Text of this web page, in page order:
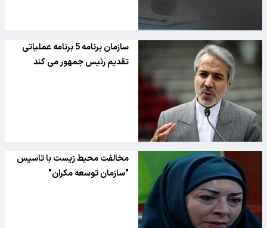
سازمان برنامه 5 برنامه عملیاتی
تقدیم رئیس جمهور می کند
مخالفت محیط زیست با تاسیس
"سازمان توسعه مکران"